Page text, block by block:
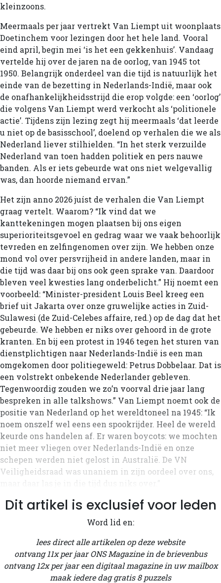
kleinzoons.
Meermaals per jaar vertrekt Van Liempt uit woonplaats
Doetinchem voor lezingen door het hele land. Vooral
eind april, begin mei ‘is het een gekkenhuis’. Vandaag
vertelde hij over de jaren na de oorlog, van 1945 tot
1950. Belangrijk onderdeel van die tijd is natuurlijk het
einde van de bezetting in Nederlands-Indië, maar ook
de onafhankelijkheidsstrijd die erop volgde: een ‘oorlog’
die volgens Van Liempt werd verkocht als ‘politionele
actie’. Tijdens zijn lezing zegt hij meermaals ‘dat leerde
u niet op de basisschool’, doelend op verhalen die we als
Nederland liever stilhielden. “In het sterk verzuilde
Nederland van toen hadden politiek en pers nauwe
banden. Als er iets gebeurde wat ons niet welgevallig
was, dan hoorde niemand ervan.”
Het zijn anno 2026 juíst de verhalen die Van Liempt
graag vertelt. Waarom? “Ik vind dat we
kanttekeningen mogen plaatsen bij ons eigen
superioriteitsgevoel en gedrag waar we vaak behoorlijk
tevreden en zelfingenomen over zijn. We hebben onze
mond vol over persvrijheid in andere landen, maar in
die tijd was daar bij ons ook geen sprake van. Daardoor
bleven veel kwesties lang onderbelicht.” Hij noemt een
voorbeeld: “Minister-president Louis Beel kreeg een
brief uit Jakarta over onze gruwelijke acties in Zuid-
Sulawesi (de Zuid-Celebes affaire, red.) op de dag dat het
gebeurde. We hebben er niks over gehoord in de grote
kranten. En bij een protest in 1946 tegen het sturen van
dienstplichtigen naar Nederlands-Indië is een man
omgekomen door politiegeweld: Petrus Dobbelaar. Dat is
een volstrekt onbekende Nederlander gebleven.
Tegenwoordig zouden we zo’n voorval drie jaar lang
bespreken in alle talkshows.” Van Liempt noemt ook de
positie van Nederland op het wereldtoneel na 1945: “Ik
noem onszelf wel eens een spookrijder. Heel de wereld
keurde ons handelen af. Er waren boycots: we mochten
niet meer vliegen over Nederlands-Indië en onze
schepen werden niet gelost in Australië. De VN
Veiligheidsraad was unaniem in zijn oordeel over ons,
Dit artikel is exclusief voor leden
Word lid en:
lees direct alle artikelen op deze website
ontvang 11x per jaar ONS Magazine in de brievenbus
ontvang 12x per jaar een digitaal magazine in uw mailbox
maak iedere dag gratis 8 puzzels